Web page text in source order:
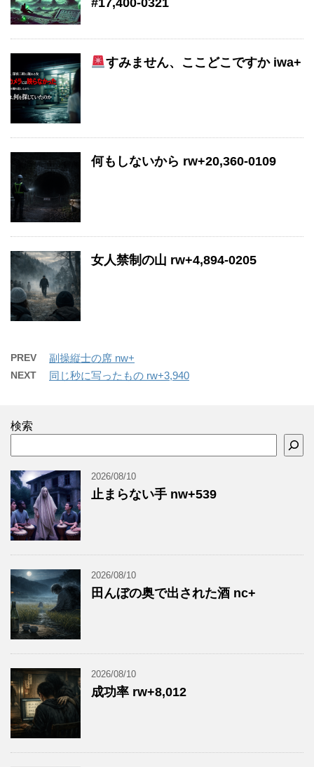
#17,400-0321
すみません、ここどこですか iwa+
何もしないから rw+20,360-0109
女人禁制の山 rw+4,894-0205
PREV 副操縦士の席 nw+
NEXT 同じ秒に写ったもの rw+3,940
検索
2026/08/10
止まらない手 nw+539
2026/08/10
田んぼの奥で出された酒 nc+
2026/08/10
成功率 rw+8,012